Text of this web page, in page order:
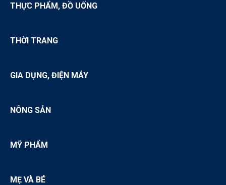
THỰC PHẨM, ĐỒ UỐNG
THỜI TRANG
GIA DỤNG, ĐIỆN MÁY
NÔNG SẢN
MỸ PHẨM
MẸ VÀ BÉ